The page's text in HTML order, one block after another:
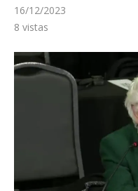
16/12/2023
8 vistas